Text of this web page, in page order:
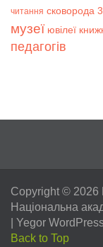
читання сковорода
музеї ювілеї
педагогів
Copyright © 2026
Національна
Yegor
Back to Top